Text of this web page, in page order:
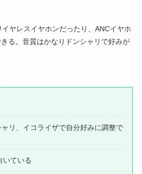
ヤレスイヤホンだったり、ANCイヤホ
る。音質はかなりドンシャリで好みが
リ、イコライザで自分好みに調整で
いている